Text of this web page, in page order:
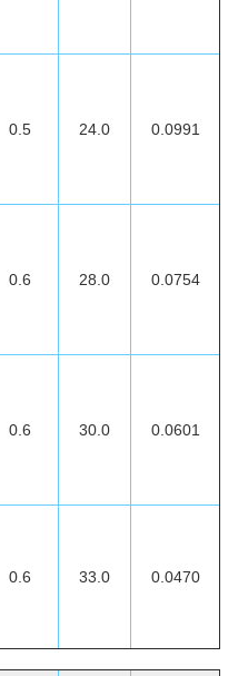
0.5 24.0 0.0991
0.6 28.0 0.0754
0.6 30.0 0.0601
0.6 33.0 0.0470